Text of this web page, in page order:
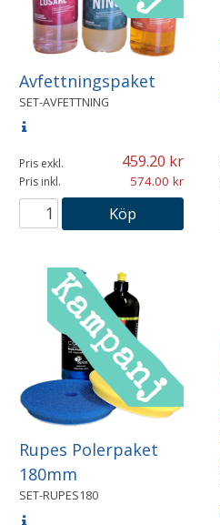
Avfettningspaket
SET-AVFETTNING
Pris exkl. 459.20
Pris inkl. 574.00
Köp
Rupes Polerpaket
180mm
SET-RUPES180